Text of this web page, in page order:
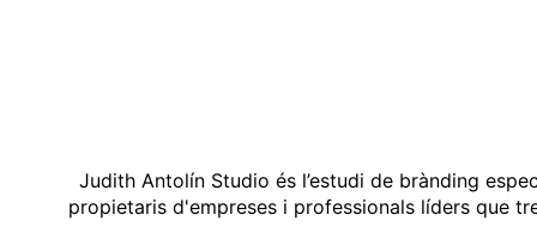
Judith Antolín Studio és l’estudi de brànding
propietaris d'empreses i professionals líders que